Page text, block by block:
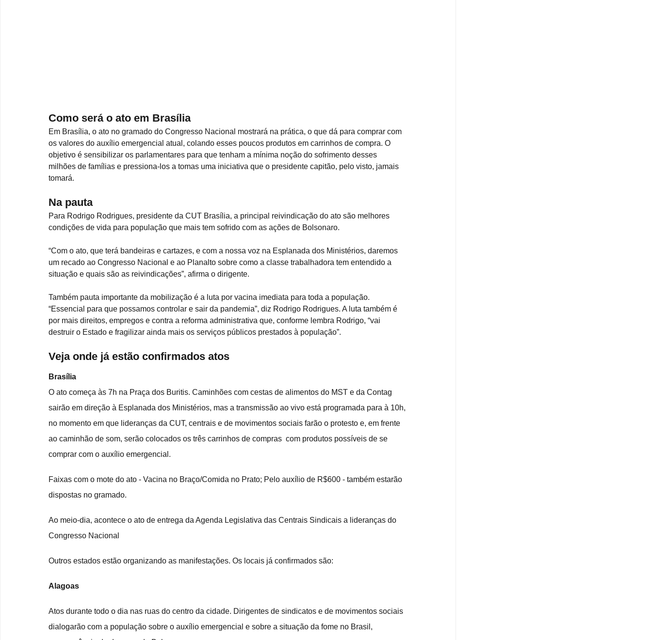
Como será o ato em Brasília
Em Brasília, o ato no gramado do Congresso Nacional mostrará na prática, o que dá para comprar com
os valores do auxílio emergencial atual, colando esses poucos produtos em carrinhos de compra. O
objetivo é sensibilizar os parlamentares para que tenham a mínima noção do sofrimento desses
milhões de famílias e pressiona-los a tomas uma iniciativa que o presidente capitão, pelo visto, jamais
tomará.
Na pauta
Para Rodrigo Rodrigues, presidente da CUT Brasília, a principal reivindicação do ato são melhores
condições de vida para população que mais tem sofrido com as ações de Bolsonaro.
“Com o ato, que terá bandeiras e cartazes, e com a nossa voz na Esplanada dos Ministérios, daremos
um recado ao Congresso Nacional e ao Planalto sobre como a classe trabalhadora tem entendido a
situação e quais são as reivindicações”, afirma o dirigente.
Também pauta importante da mobilização é a luta por vacina imediata para toda a população.
“Essencial para que possamos controlar e sair da pandemia”, diz Rodrigo Rodrigues. A luta também é
por mais direitos, empregos e contra a reforma administrativa que, conforme lembra Rodrigo, “vai
destruir o Estado e fragilizar ainda mais os serviços públicos prestados à população”.
Veja onde já estão confirmados atos
Brasília
O ato começa às 7h na Praça dos Buritis. Caminhões com cestas de alimentos do MST e da Contag
sairão em direção à Esplanada dos Ministérios, mas a transmissão ao vivo está programada para à 10h,
no momento em que lideranças da CUT, centrais e de movimentos sociais farão o protesto e, em frente
ao caminhão de som, serão colocados os três carrinhos de compras  com produtos possíveis de se
comprar com o auxílio emergencial.
Faixas com o mote do ato - Vacina no Braço/Comida no Prato; Pelo auxílio de R$600 - também estarão
dispostas no gramado.
Ao meio-dia, acontece o ato de entrega da Agenda Legislativa das Centrais Sindicais a lideranças do
Congresso Nacional
Outros estados estão organizando as manifestações. Os locais já confirmados são:
Alagoas
Atos durante todo o dia nas ruas do centro da cidade. Dirigentes de sindicatos e de movimentos sociais
dialogarão com a população sobre o auxílio emergencial e sobre a situação da fome no Brasil,